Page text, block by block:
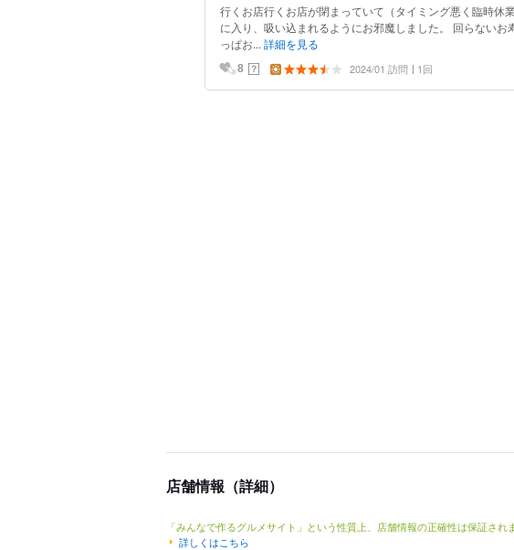
行くお店行くお店が閉まっていて（タイミング悪く臨時休
に入り、吸い込まれるようにお邪魔しました。 回らない
っぱお... 詳細を見る
8 ？ 2024/01 訪問 1回
店舗情報（詳細）
「みんなで作るグルメサイト」という性質上、店舗情報の正確性は保証され
詳しくはこちら